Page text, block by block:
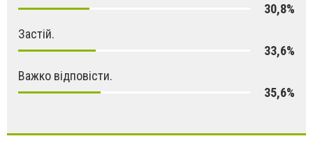
30,8%
Застій.
33,6%
Важко відповісти.
35,6%